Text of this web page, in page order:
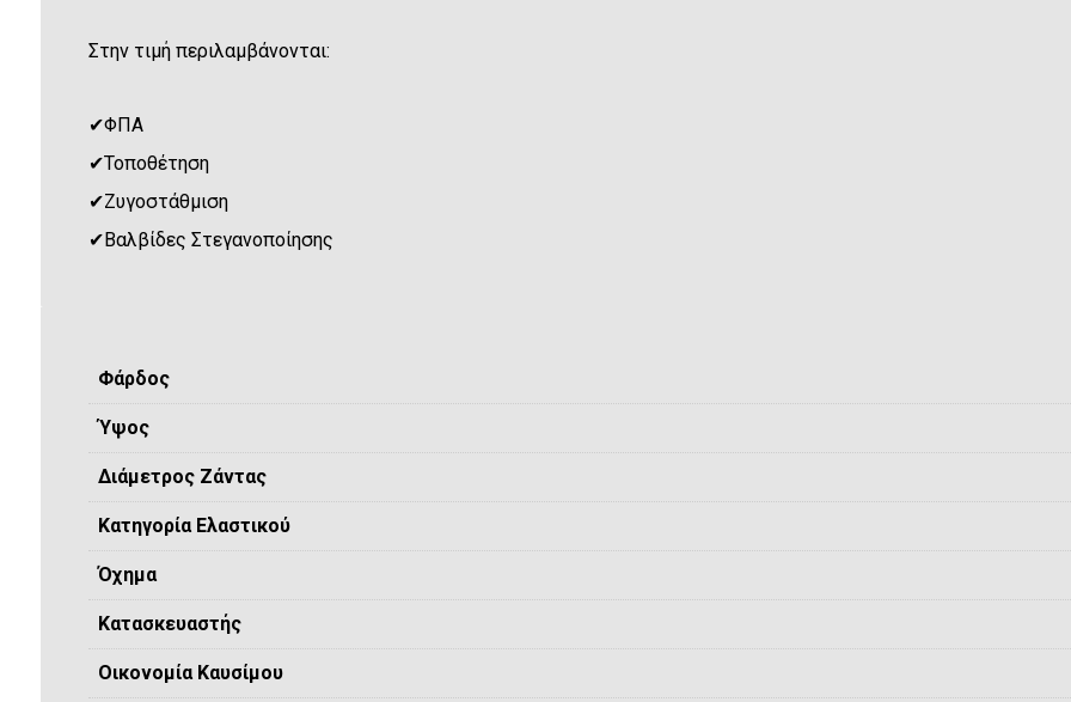
Στην τιμή περιλαμβάνονται:
✔ΦΠΑ
✔Τοποθέτηση
✔Ζυγοστάθμιση
✔Βαλβίδες Στεγανοποίησης
Φάρδος
Ύψος
Διάμετρος Ζάντας
Κατηγορία Ελαστικού
Όχημα
Κατασκευαστής
Οικονομία Καυσίμου